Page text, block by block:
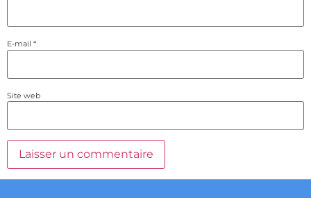
E-mail *
Site web